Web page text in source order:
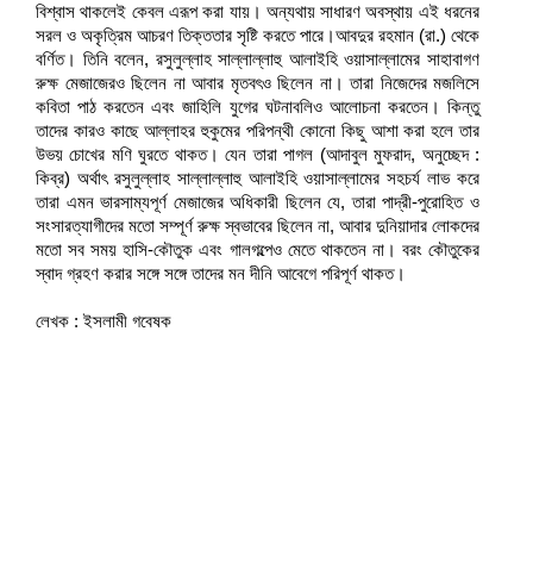
বিশ্বাস থাকলেই কেবল এরূপ করা যায়। অন্যথায় সাধারণ অবস্থায় এই ধরনের
সরল ও অকৃত্রিম আচরণ তিক্ততার সৃষ্টি করতে পারে।আবদুর রহমান (রা.) থেকে
বর্ণিত। তিনি বলেন, রসুলুল্লাহ সাল্লাল্লাহু আলাইহি ওয়াসাল্লামের সাহাবাগণ
রুক্ষ মেজাজেরও ছিলেন না আবার মৃতবৎও ছিলেন না। তারা নিজেদের মজলিসে
কবিতা পাঠ করতেন এবং জাহিলি যুগের ঘটনাবলিও আলোচনা করতেন। কিন্তু
তাদের কারও কাছে আল্লাহর হুকুমের পরিপন্থী কোনো কিছু আশা করা হলে তার
উভয় চোখের মণি ঘুরতে থাকত। যেন তারা পাগল (আদাবুল মুফরাদ, অনুচ্ছেদ :
কিব্র) অর্থাৎ রসুলুল্লাহ সাল্লাল্লাহু আলাইহি ওয়াসাল্লামের সহচর্য লাভ করে
তারা এমন ভারসাম্যপূর্ণ মেজাজের অধিকারী ছিলেন যে, তারা পাদ্রী-পুরোহিত ও
সংসারত্যাগীদের মতো সম্পূর্ণ রুক্ষ স্বভাবের ছিলেন না, আবার দুনিয়াদার লোকদের
মতো সব সময় হাসি-কৌতুক এবং গালগল্পেও মেতে থাকতেন না। বরং কৌতুকের
স্বাদ গ্রহণ করার সঙ্গে সঙ্গে তাদের মন দীনি আবেগে পরিপূর্ণ থাকত।
লেখক : ইসলামী গবেষক